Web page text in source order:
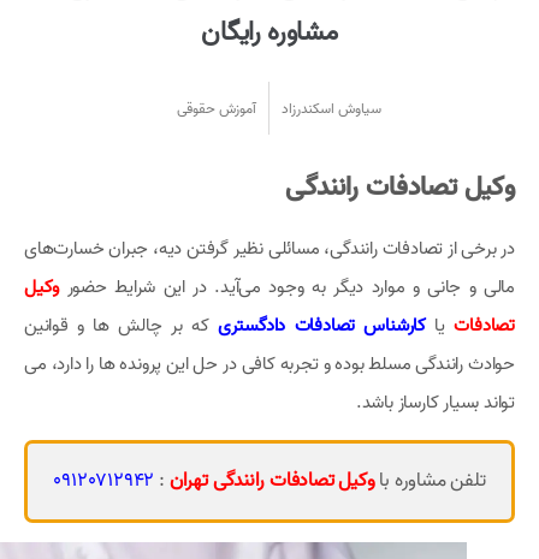
مشاوره رایگان
سیاوش اسکندرزاد آموزش حقوقی
وکیل تصادفات رانندگی
در برخی از تصادفات رانندگی، مسائلی نظیر گرفتن دیه، جبران خسارت‌های
مالی و جانی و موارد دیگر به وجود می‌آید. در این شرایط حضوروکیل
تصادفاتیاکارشناس تصادفات دادگستری که بر چالش ها و قوانین
حوادث رانندگی مسلط بوده و تجربه کافی در حل این پرونده ها را دارد، می
تواند بسیار کارساز باشد.
تلفن مشاوره باوکیل تصادفات رانندگی تهران:
09120712942